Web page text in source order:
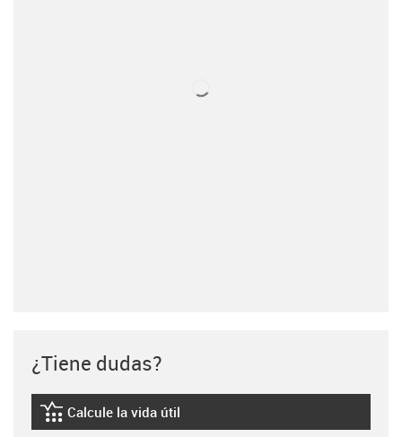
¿Tiene dudas?
igus-icon-lebensdauerrechner
Calcule la vida útil